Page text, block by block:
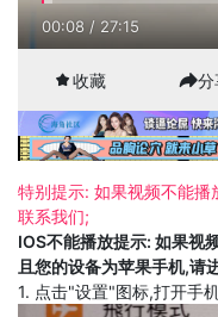
00:09 / 27:15
收藏 分
特别提示: 如果视频不能播
联系我们;
IOS不能播放提示: 如果视
且您的设备为苹果手机,请
1. 点击"设置"图标,打开手